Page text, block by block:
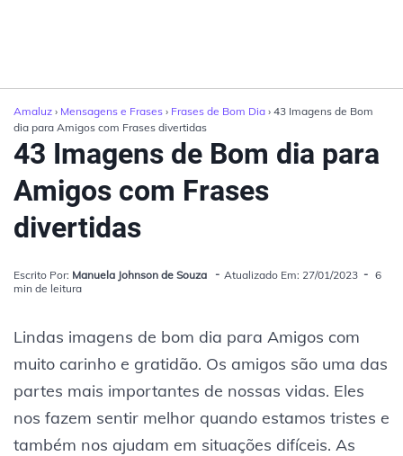
Amaluz › Mensagens e Frases › Frases de Bom Dia › 43 Imagens de Bom
dia para Amigos com Frases divertidas
43 Imagens de Bom dia para
Amigos com Frases
divertidas
Escrito Por: Manuela Johnson de Souza Atualizado Em: 27/01/2023
6
min de leitura
Lindas imagens de bom dia para Amigos com
muito carinho e gratidão. Os amigos são uma das
partes mais importantes de nossas vidas. Eles
nos fazem sentir melhor quando estamos tristes e
também nos ajudam em situações difíceis. As